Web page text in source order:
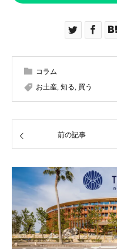
コラム
お土産 知る 買う
前の記事